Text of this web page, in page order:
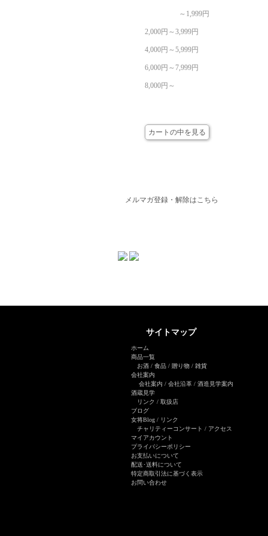
～1,999円
2,000円～3,999円
4,000円～5,999円
6,000円～7,999円
8,000円～
カートの中を見る
メルマガ登録・解除はこちら
サイトマップ
ホーム
商品一覧
お酒 / 食品 / 贈り物 / 雑貨
会社案内
会社案内 / 会社沿革 / 酒造見学案内
酒蔵見学
リンク / 取扱店
ブログ
女将Blog / リンク
チャリティーコンサート / アクセス
マイアカウント
プライバシーポリシー
お支払いについて
配送･送料について
特定商取引法に基づく表示
お問い合わせ